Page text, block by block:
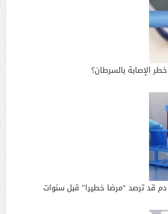
الإصابة بالسرطان؟
قد ترصد “مرضا خطيرا” قبل سنوات